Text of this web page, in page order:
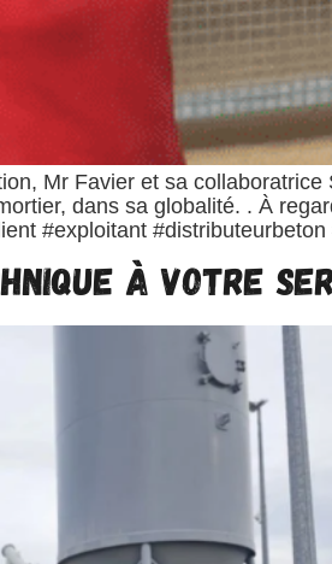
Mr Favier et sa
dans sa globalité. . À
#exploitant
à votre